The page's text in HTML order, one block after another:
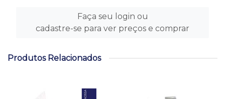
Faça seu login ou
cadastre-se para ver preços e comprar
Produtos Relacionados